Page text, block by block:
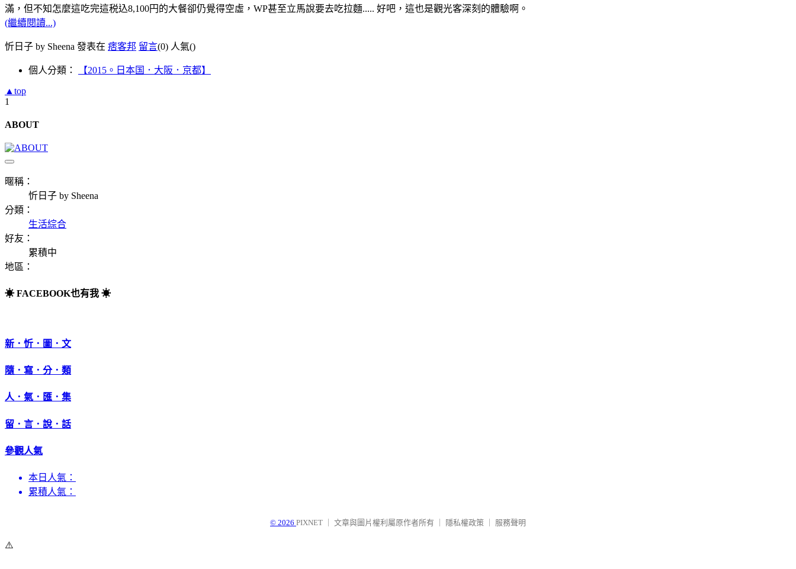
滿，但不知怎麼這吃完這税込8,100円的大餐卻仍覺得空虛，WP甚至立馬說要去吃拉麵..... 好吧，這也是觀光客深刻的體驗啊。
(繼續閱讀...)
忻日子 by Sheena 發表在 痞客邦 留言(0) 人氣()
個人分類： 【2015。日本国．大阪．京都】
▲top
1
ABOUT
暱稱：
忻日子 by Sheena
分類：
生活綜合
好友：
累積中
地區：
☀ FACEBOOK也有我 ☀
新．忻．圖．文
隨．寫．分．類
人．氣．匯．集
留．言．說．話
參觀人氣
本日人氣：
累積人氣：
© 2026 PIXNET 文章與圖片權利屬原作者所有 隱私權政策 服務聲明
⚠️